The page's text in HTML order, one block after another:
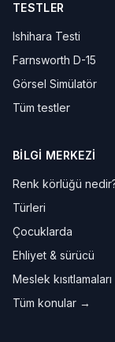
TESTLER
Ishihara Testi
Farnsworth D-15
Görsel Simülatör
Tüm testler
BILGI MERKEZI
Renk körlüğü
Türleri
Çocuklarda
Ehliyet & sürücü
Meslek kısıtlamaları
Tüm konular →